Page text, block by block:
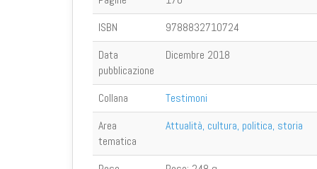
ISBN
9788832710724
Data
pubblicazione
Dicembre 2018
Collana
Testimoni
Area
tematica
Attualità, cultura, politica, storia